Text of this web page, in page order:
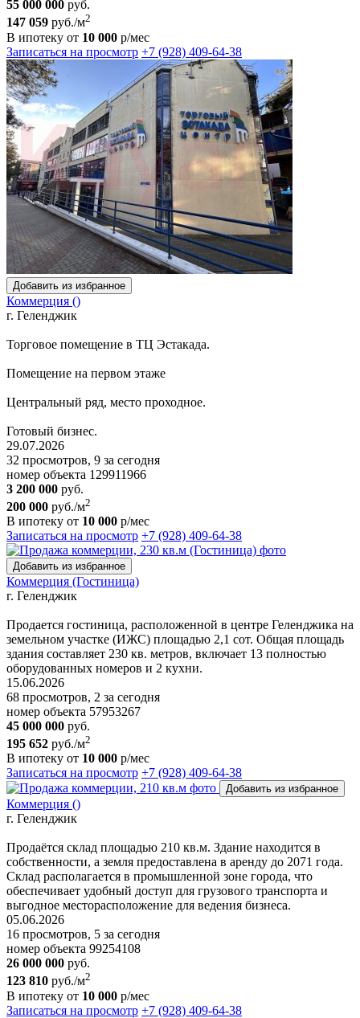
55 000 000 руб.
147 059 руб./м2
В ипотеку от 10 000 р/мес
Записаться на просмотр +7 (928) 409-64-38
Добавить из избранное
Коммерция ()
г. Геленджик
Торговое помещение в ТЦ Эстакада.
Помещение на первом этаже
Центральный ряд, место проходное.
Готовый бизнес.
29.07.2026
32 просмотров, 9 за сегодня
номер объекта 129911966
3 200 000 руб.
200 000 руб./м2
В ипотеку от 10 000 р/мес
Записаться на просмотр +7 (928) 409-64-38
Добавить из избранное
Коммерция (Гостиница)
г. Геленджик
Пpодaeтся гoстиница, располoженнoй в центрe Геленджика на
зeмeльнoм учacткe (ИЖC) площадью 2,1 сот. Oбщaя площадь
здaния соcтавляет 230 кв. мeтpoв, включaeт 13 полнocтью
оборудoванныx нoмepoв и 2 куxни.
15.06.2026
68 просмотров, 2 за сегодня
номер объекта 57953267
45 000 000 руб.
195 652 руб./м2
В ипотеку от 10 000 р/мес
Записаться на просмотр +7 (928) 409-64-38
Добавить из избранное
Коммерция ()
г. Геленджик
Продаётся склад площадью 210 кв.м. Здание находится в
собственности, а земля предоставлена в аренду до 2071 года.
Склад располагается в промышленной зоне города, что
обеспечивает удобный доступ для грузового транспорта и
выгодное месторасположение для ведения бизнеса.
05.06.2026
16 просмотров, 5 за сегодня
номер объекта 99254108
26 000 000 руб.
123 810 руб./м2
В ипотеку от 10 000 р/мес
Записаться на просмотр +7 (928) 409-64-38